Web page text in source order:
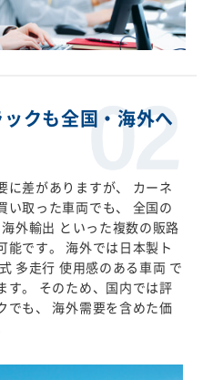
クも全国・海外へ
に差がありますが、 カーネ
い取った車両でも、 全国の
外輸出 といった複数の販路
能です。 海外では日本製ト
多走行 使用感のある車両 で
す。 そのため、国内では評
でも、 海外需要を含めた価